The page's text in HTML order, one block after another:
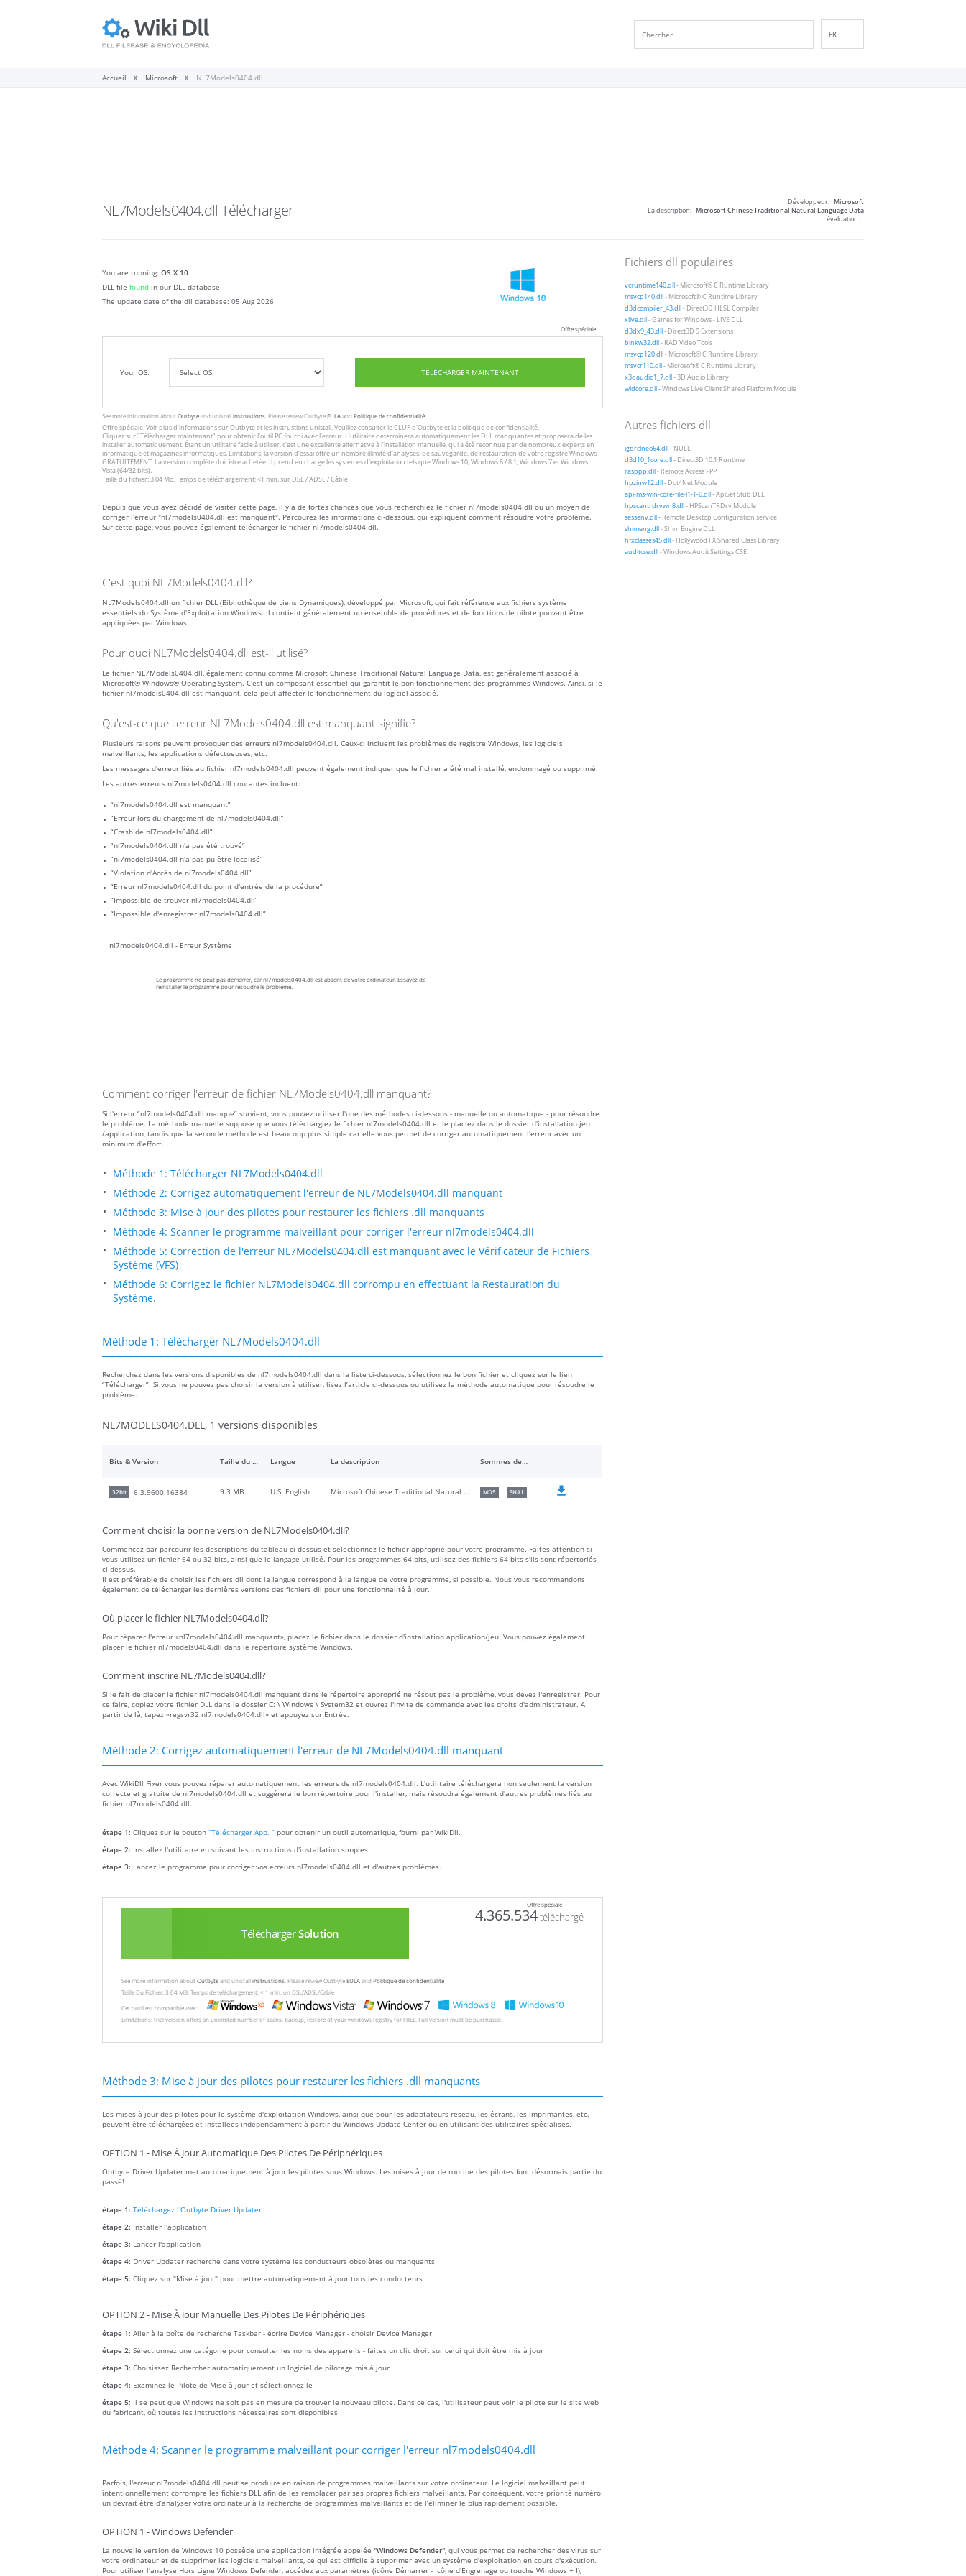
FR
NN
Accueil Microsoft NL7Models0404.dll
NL7Models0404.dll Télécharger Développeur: Microsoft
La description: Microsoft Chinese Traditional Natural Language Data
évaluation:
You are running: OS X 10
DLL file found in our DLL database.
The update date of the dll database: 05 Aug 2026
Offre spéciale
Your OS: TÉLÉCHARGER MAINTENANT
See more information about Outbyteand unistallinstrustions . Please review OutbyteEULAandPolitique de confidentialité
Offre spéciale. Voir plus d'informations surOutbyteet lesinstrustions unistall. Veuillez consulter leCLUFd'Outbyte etla politique de confidentialité.
Cliquez sur"Télécharger maintenant" pour obtenir l'outil PC fourni avec l'erreur. L'utilitaire déterminera automatiquement les DLL manquantes et proposera de les
installer automatiquement. Étant un utilitaire facile à utiliser, c'est une excellente alternative à l'installation manuelle, qui a été reconnue par de nombreux experts en
informatique et magazines informatiques. Limitations: la version d'essai offre un nombre illimité d'analyses, de sauvegarde, de restauration de votre registre Windows
GRATUITEMENT. La version complète doit être achetée. Il prend en charge les systèmes d'exploitation tels que Windows 10, Windows 8 / 8.1, Windows 7 et Windows
Vista (64/32 bits).
Taille du fichier: 3,04 Mo, Temps de téléchargement: <1 min. sur DSL / ADSL / Câble
Depuis que vous avez décidé de visiter cette page, il y a de fortes chances que vous recherchiez le fichier nl7models0404.dll ou un moyen de
corriger l'erreur "nl7models0404.dll est manquant". Parcourez les informations ci-dessous, qui expliquent comment résoudre votre problème.
Sur cette page, vous pouvez également télécharger le fichier nl7models0404.dll.
C'est quoi NL7Models0404.dll?
NL7Models0404.dll un fichier DLL (Bibliothèque de Liens Dynamiques), développé par Microsoft, qui fait référence aux fichiers système
essentiels du Système d'Exploitation Windows. Il contient généralement un ensemble de procédures et de fonctions de pilote pouvant être
appliquées par Windows.
Pour quoi NL7Models0404.dll est-il utilisé?
Le fichier NL7Models0404.dll, également connu comme Microsoft Chinese Traditional Natural Language Data, est généralement associé à
Microsoft® Windows® Operating System. C'est un composant essentiel qui garantit le bon fonctionnement des programmes Windows. Ainsi, si le
fichier nl7models0404.dll est manquant, cela peut affecter le fonctionnement du logiciel associé.
Qu'est-ce que l'erreur NL7Models0404.dll est manquant signifie?
Plusieurs raisons peuvent provoquer des erreurs nl7models0404.dll. Ceux-ci incluent les problèmes de registre Windows, les logiciels
malveillants, les applications défectueuses, etc.
Les messages d'erreur liés au fichier nl7models0404.dll peuvent également indiquer que le fichier a été mal installé, endommagé ou supprimé.
Les autres erreurs nl7models0404.dll courantes incluent:
“nl7models0404.dll est manquant”
“Erreur lors du chargement de nl7models0404.dll”
“Crash de nl7models0404.dll”
“nl7models0404.dll n'a pas été trouvé”
“nl7models0404.dll n'a pas pu être localisé”
“Violation d'Accès de nl7models0404.dll”
“Erreur nl7models0404.dll du point d'entrée de la procédure”
“Impossible de trouver nl7models0404.dll”
“Impossible d'enregistrer nl7models0404.dll”
nl7models0404.dll - Erreur Système
Le programme ne peut pas démarrer, car nl7models0404.dll est absent de votre ordinateur. Essayez de
réinstaller le programme pour résoudre le problème.
Comment corriger l'erreur de fichier NL7Models0404.dll manquant?
Si l'erreur “nl7models0404.dll manque” survient, vous pouvez utiliser l'une des méthodes ci-dessous - manuelle ou automatique - pour résoudre
le problème. La méthode manuelle suppose que vous téléchargiez le fichier nl7models0404.dll et le placiez dans le dossier d'installation jeu
/application, tandis que la seconde méthode est beaucoup plus simple car elle vous permet de corriger automatiquement l'erreur avec un
minimum d'effort.
Méthode 1: Télécharger NL7Models0404.dll
Méthode 2: Corrigez automatiquement l'erreur de NL7Models0404.dll manquant
Méthode 3: Mise à jour des pilotes pour restaurer les fichiers .dll manquants
Méthode 4: Scanner le programme malveillant pour corriger l'erreur nl7models0404.dll
Méthode 5: Correction de l'erreur NL7Models0404.dll est manquant avec le Vérificateur de Fichiers
Système (VFS)
Méthode 6: Corrigez le fichier NL7Models0404.dll corrompu en effectuant la Restauration du
Système.
Méthode 1: Télécharger NL7Models0404.dll
Recherchez dans les versions disponibles de nl7models0404.dll dans la liste ci-dessous, sélectionnez le bon fichier et cliquez sur le lien
“Télécharger”. Si vous ne pouvez pas choisir la version à utiliser, lisez l’article ci-dessous ou utilisez la méthode automatique pour résoudre le
problème.
NL7MODELS0404.DLL, 1 versions disponibles
Bits & Version Taille du fichier Langue La description Sommes de contrôle
32bit 6.3.9600.16384 9.3 MB U.S. English Microsoft Chinese Traditional Natural Language Data MD5 SHA1
Comment choisir la bonne version de NL7Models0404.dll?
Commencez par parcourir les descriptions du tableau ci-dessus et sélectionnez le fichier approprié pour votre programme. Faites attention si
vous utilisez un fichier 64 ou 32 bits, ainsi que le langage utilisé. Pour les programmes 64 bits, utilisez des fichiers 64 bits s'ils sont répertoriés
ci-dessus.
Il est préférable de choisir les fichiers dll dont la langue correspond à la langue de votre programme, si possible. Nous vous recommandons
également de télécharger les dernières versions des fichiers dll pour une fonctionnalité à jour.
Où placer le fichier NL7Models0404.dll?
Pour réparer l'erreur «nl7models0404.dll manquant», placez le fichier dans le dossier d'installation application/jeu. Vous pouvez également
placer le fichier nl7models0404.dll dans le répertoire système Windows.
Comment inscrire NL7Models0404.dll?
Si le fait de placer le fichier nl7models0404.dll manquant dans le répertoire approprié ne résout pas le problème, vous devez l'enregistrer. Pour
ce faire, copiez votre fichier DLL dans le dossier C: \ Windows \ System32 et ouvrez l'invite de commande avec les droits d'administrateur. A
partir de là, tapez «regsvr32 nl7models0404.dll» et appuyez sur Entrée.
Méthode 2: Corrigez automatiquement l'erreur de NL7Models0404.dll manquant
Avec WikiDll Fixer vous pouvez réparer automatiquement les erreurs de nl7models0404.dll. L'utilitaire téléchargera non seulement la version
correcte et gratuite de nl7models0404.dll et suggérera le bon répertoire pour l'installer, mais résoudra également d'autres problèmes liés au
fichier nl7models0404.dll.
étape 1: Cliquez sur le bouton “Télécharger App. ” pour obtenir un outil automatique, fourni par WikiDll.
étape 2: Installez l'utilitaire en suivant les instructions d'installation simples.
étape 3: Lancez le programme pour corriger vos erreurs nl7models0404.dll et d'autres problèmes.
Offre spéciale
TéléchargerSolution
4.365.534téléchargé
See more information about Outbyteand unistallinstrustions . Please review OutbyteEULAandPolitique de confidentialité
Taille Du Fichier: 3.04 MB, Temps de téléchargement: < 1 min. on DSL/ADSL/Cable
Cet outil est compatible avec:
Limitations: trial version offers an unlimited number of scans, backup, restore of your windows registry for FREE. Full version must be purchased.
Méthode 3: Mise à jour des pilotes pour restaurer les fichiers .dll manquants
Les mises à jour des pilotes pour le système d'exploitation Windows, ainsi que pour les adaptateurs réseau, les écrans, les imprimantes, etc.
peuvent être téléchargées et installées indépendamment à partir du Windows Update Center ou en utilisant des utilitaires spécialisés.
OPTION 1 - Mise À Jour Automatique Des Pilotes De Périphériques
Outbyte Driver Updater met automatiquement à jour les pilotes sous Windows. Les mises à jour de routine des pilotes font désormais partie du
passé!
étape 1: Téléchargez l'Outbyte Driver Updater
étape 2: Installer l'application
étape 3: Lancer l'application
étape 4: Driver Updater recherche dans votre système les conducteurs obsolètes ou manquants
étape 5: Cliquez sur "Mise à jour" pour mettre automatiquement à jour tous les conducteurs
OPTION 2 - Mise À Jour Manuelle Des Pilotes De Périphériques
étape 1: Aller à la boîte de recherche Taskbar - écrire Device Manager - choisir Device Manager
étape 2: Sélectionnez une catégorie pour consulter les noms des appareils - faites un clic droit sur celui qui doit être mis à jour
étape 3: Choisissez Rechercher automatiquement un logiciel de pilotage mis à jour
étape 4: Examinez le Pilote de Mise à jour et sélectionnez-le
étape 5: Il se peut que Windows ne soit pas en mesure de trouver le nouveau pilote. Dans ce cas, l'utilisateur peut voir le pilote sur le site web
du fabricant, où toutes les instructions nécessaires sont disponibles
Méthode 4: Scanner le programme malveillant pour corriger l'erreur nl7models0404.dll
Parfois, l'erreur nl7models0404.dll peut se produire en raison de programmes malveillants sur votre ordinateur. Le logiciel malveillant peut
intentionnellement corrompre les fichiers DLL afin de les remplacer par ses propres fichiers malveillants. Par conséquent, votre priorité numéro
un devrait être d’analyser votre ordinateur à la recherche de programmes malveillants et de l’éliminer le plus rapidement possible.
OPTION 1 - Windows Defender
La nouvelle version de Windows 10 possède une application intégrée appelée "Windows Defender", qui vous permet de rechercher des virus sur
votre ordinateur et de supprimer les logiciels malveillants, ce qui est difficile à supprimer avec un système d'exploitation en cours d'exécution.
Pour utiliser l'analyse Hors Ligne Windows Defender, accédez aux paramètres (icône Démarrer - Icône d'Engrenage ou touche Windows + I),
Fichiers dll populaires
vcruntime140.dll- Microsoft® C Runtime Library
msvcp140.dll- Microsoft® C Runtime Library
d3dcompiler_43.dll- Direct3D HLSL Compiler
xlive.dll- Games for Windows - LIVE DLL
d3dx9_43.dll- Direct3D 9 Extensions
binkw32.dll- RAD Video Tools
msvcp120.dll- Microsoft® C Runtime Library
msvcr110.dll- Microsoft® C Runtime Library
x3daudio1_7.dll- 3D Audio Library
wldcore.dll- Windows Live Client Shared Platform Module
Autres fichiers dll
igdrclneo64.dll- NULL
d3d10_1core.dll- Direct3D 10.1 Runtime
rasppp.dll- Remote Access PPP
hpzinw12.dll- Dot4Net Module
api-ms-win-core-file-l1-1-0.dll- ApiSet Stub DLL
hpscantrdrvwn8.dll- HPScanTRDrv Module
sessenv.dll- Remote Desktop Configuration service
shimeng.dll- Shim Engine DLL
hfxclasses45.dll- Hollywood FX Shared Class Library
auditcse.dll- Windows Audit Settings CSE